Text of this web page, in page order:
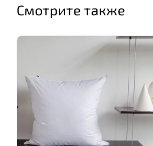
предложение большим
товары для детского сна.
Благодаря исследованиям и
Лаборатории сна бренд
расширяет ассортимент
функциональные решения для
потребностей потребителей
мирового класса.
Смотрите также